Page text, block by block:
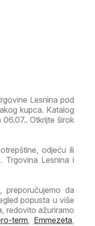
Lesnina pod
kupca. Katalog
Otkrijte širok
odjeću ili
Trgovina Lesnina i
preporučujemo da
popusta u više
redovito ažuriramo
term, Emmezeta,